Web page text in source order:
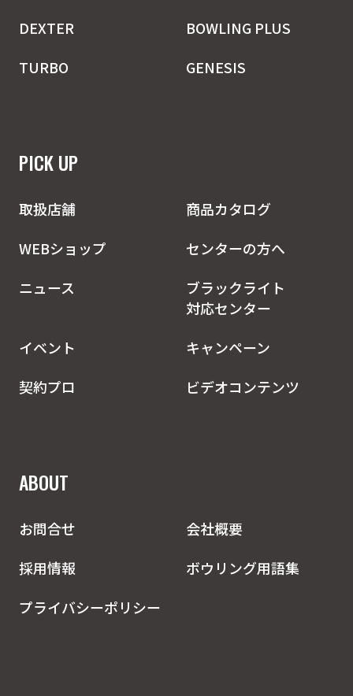
DEXTER
BOWLING PLUS
TURBO
GENESIS
PICK UP
取扱店舗
商品カタログ
WEBショップ
センターの方へ
ニュース
ブラックライト
対応センター
イベント
キャンペーン
契約プロ
ビデオコンテンツ
ABOUT
お問合せ
会社概要
採用情報
ボウリング用語集
プライバシーポリシー